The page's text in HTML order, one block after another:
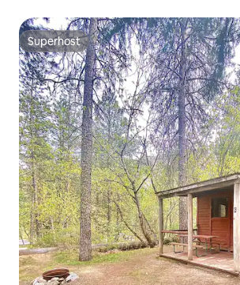
Superhost
Superhost